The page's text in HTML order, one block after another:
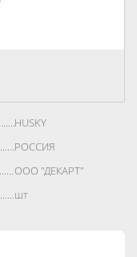
HUSKY
РОССИЯ
ООО "ДЕКАРТ"
шт